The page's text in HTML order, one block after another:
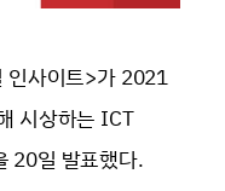
인사이트>가 2021
시상하는 ICT
20일 발표했다.